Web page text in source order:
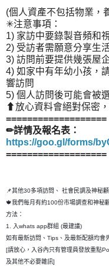
(個人資產不包括物業，
✳注意事項：
1) 家訪中要錄製音頻和
2) 受訪者需願意分享生
3) 訪問前要提供幾張屋
4) 如家中有年幼小孩，
響訪問
5) 個人訪問後可能會被
⬆放心資料會絕對保密
===================
✏詳情及報名表：
https://goo.gl/forms/
===================
📌其他30多項訪問、 社會民調及神秘
🍁我們每月有約100份市場調查和神秘
方法：
1. 入whats app群組 (最建議)
如有最新訪問、Tips、及最新配額均會
[請放心，入谷內只有管理員發放重點
及其他不必要雜訊]